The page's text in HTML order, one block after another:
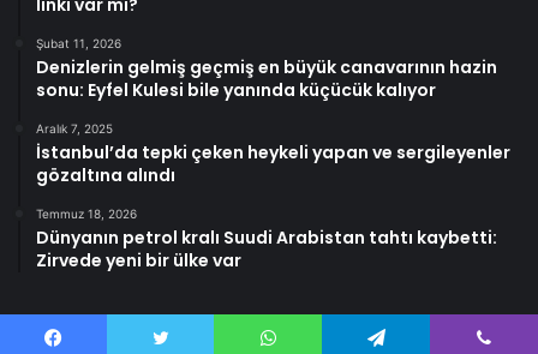
Şubat 11, 2026
Denizlerin gelmiş geçmiş en büyük canavarının hazin
sonu: Eyfel Kulesi bile yanında küçücük kalıyor
Aralık 7, 2025
İstanbul’da tepki çeken heykeli yapan ve sergileyenler
gözaltına alındı
Temmuz 18, 2026
Dünyanın petrol kralı Suudi Arabistan tahtı kaybetti:
Zirvede yeni bir ülke var